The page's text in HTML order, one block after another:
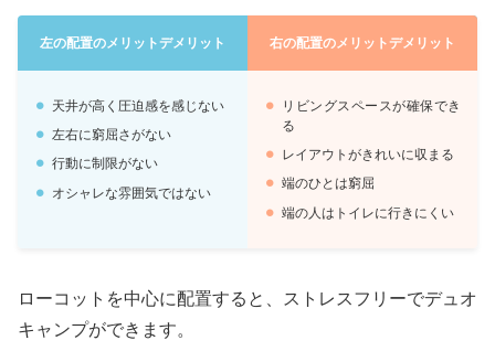
左の配置のメリットデメリット 右の配置のメリットデメリット
天井が高く圧迫感を感じない
左右に窮屈さがない
行動に制限がない
オシャレな雰囲気ではない
リビングスペースが確保でき
る
レイアウトがきれいに収まる
端のひとは窮屈
端の人はトイレに行きにくい
ローコットを中心に配置すると、ストレスフリーでデュオ
キャンプができます。